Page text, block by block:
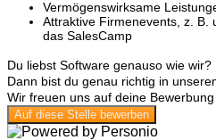
Vermögenswirksame
Attraktive Firmenevents, z.
das SalesCamp
Du liebst Software genauso wie wir?
Dann bist du genau richtig in
Wir freuen uns auf deine
Auf diese Stelle bewerben